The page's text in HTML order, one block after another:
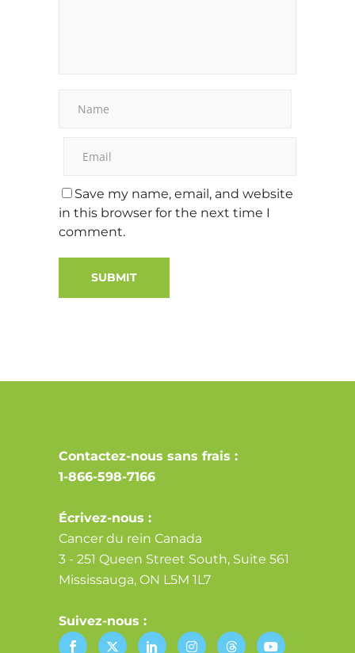
Save my name, email, and website
in this browser for the next time I
comment.
Contactez-nous sans frais :
1-866-598-7166
Écrivez-nous :
Cancer du rein Canada
3 - 251 Queen Street South, Suite 561
Mississauga, ON L5M 1L7
Suivez-nous :